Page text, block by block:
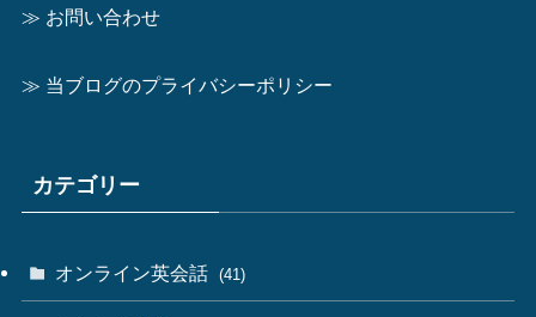
≫ お問い合わせ
≫ 当ブログのプライバシーポリシー
カテゴリー
オンライン英会話 (41)